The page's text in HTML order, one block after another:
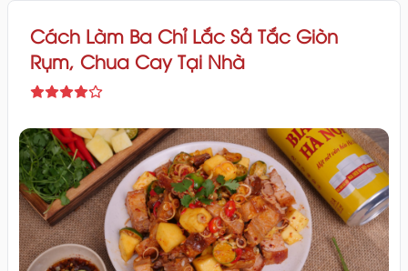
Cách Làm Ba Chỉ Lắc Sả Tắc Giòn
Rụm, Chua Cay Tại Nhà